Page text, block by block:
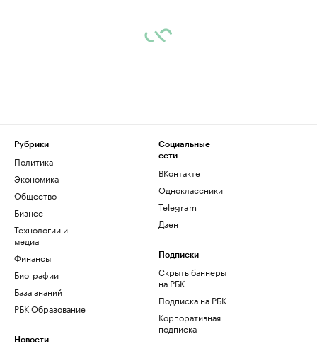
Рубрики
Политика
Экономика
Общество
Бизнес
Технологии и
медиа
Финансы
Биографии
База знаний
РБК Образование
Новости
Социальные
сети
ВКонтакте
Одноклассники
Telegram
Дзен
Подписки
Скрыть баннеры
на РБК
Подписка на РБК
Корпоративная
подписка